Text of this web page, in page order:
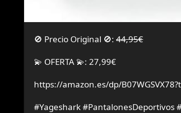
🚫 Precio Original 🚫: 44,95€
💫 OFERTA 💫: 27,99€
https://amazon.es/dp/
#Yageshark #PantalonesDeportivos